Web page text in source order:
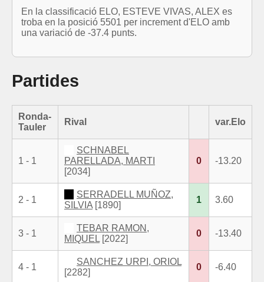
En la classificació ELO, ESTEVE VIVAS, ALEX es
troba en la posició 5501 per increment d'ELO amb
una variació de -37.4 punts.
Partides
Ronda-
Tauler
Rival var.Elo
1 - 1
SCHNABEL
PARELLADA, MARTI
[2034]
0 -13.20
2 - 1
SERRADELL MUÑOZ,
SILVIA [1890]
1 3.60
3 - 1
TEBAR RAMON,
MIQUEL [2022]
0 -13.40
4 - 1
SANCHEZ URPI, ORIOL
[2282]
0 -6.40